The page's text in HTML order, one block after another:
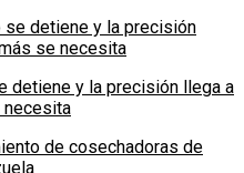
detiene y la precisión llega a
necesita